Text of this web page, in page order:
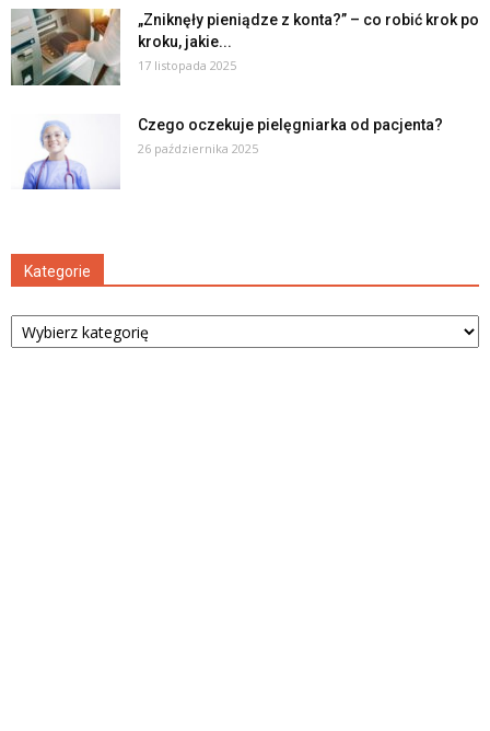
„Zniknęły pieniądze z konta?” – co robić krok po
kroku, jakie...
17 listopada 2025
Czego oczekuje pielęgniarka od pacjenta?
26 października 2025
Kategorie
Kategorie